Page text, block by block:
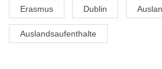
Erasmus Dublin
Auslandsaufenthalte